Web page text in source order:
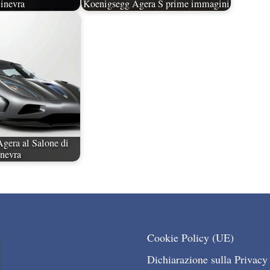
Koenigsegg Agera S prime immagini
al Salone di
Cookie Policy (UE)
Dichiarazione sulla